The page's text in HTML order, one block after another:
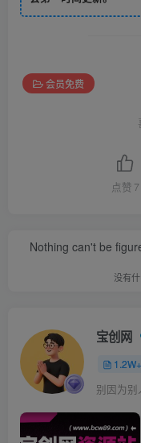
会员免费
点赞 7
Nothing can't be
没有
宝创网
1.2W+